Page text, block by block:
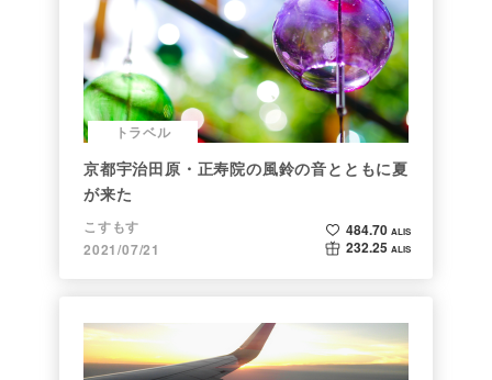
トラベル
京都宇治田原・正寿院の風鈴の音とともに夏
が来た
こすもす
2021/07/21
484.70 ALIS
232.25 ALIS